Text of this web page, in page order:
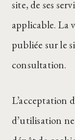
site, de ses
applicable. La
publiée sur le
consultation.
L’acceptation
d’utilisation